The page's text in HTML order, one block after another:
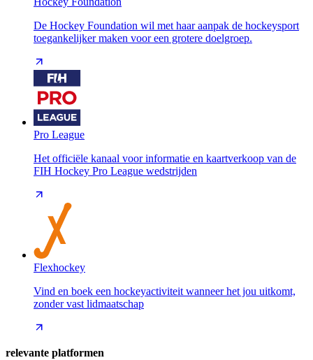
De Hockey Foundation wil met haar aanpak de hockeysport
toegankelijker maken voor een grotere doelgroep.
Pro League
Het officiële kanaal voor informatie en kaartverkoop van de
FIH Hockey Pro League wedstrijden
Flexhockey
Vind en boek een hockeyactiviteit wanneer het jou uitkomt,
zonder vast lidmaatschap
relevante platformen